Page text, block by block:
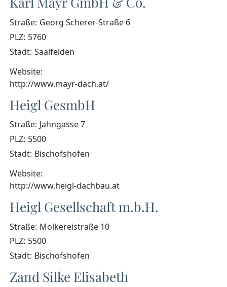
Straße: Georg Scherer-Straße 6
PLZ: 5760
Stadt: Saalfelden
Website:
http://www.mayr-dach.at/
Heigl GesmbH
Straße: Jahngasse 7
PLZ: 5500
Stadt: Bischofshofen
Website:
http://www.heigl-dachbau.at
Heigl Gesellschaft m.b.H.
Straße: Molkereistraße 10
PLZ: 5500
Stadt: Bischofshofen
Zand Silke Elisabeth